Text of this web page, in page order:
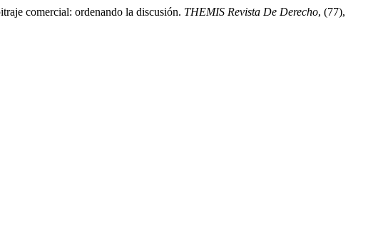
comercial: ordenando la discusión. THEMIS Revista De Derecho, (77),